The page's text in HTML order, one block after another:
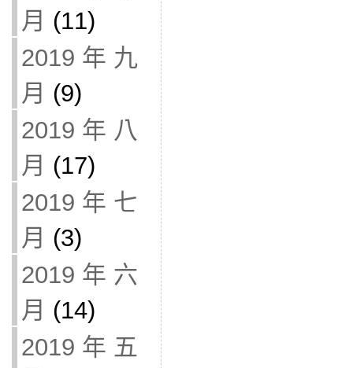
月 (11)
2019 年 九
月 (9)
2019 年 八
月 (17)
2019 年 七
月 (3)
2019 年 六
月 (14)
2019 年 五